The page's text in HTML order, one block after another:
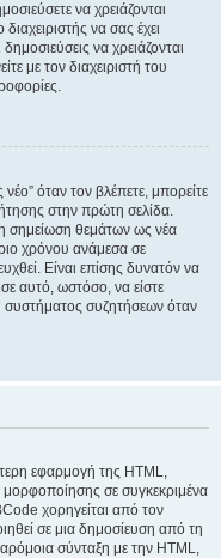
να χρειάζονται
να σας έχει
να χρειάζονται
με τον διαχειριστή του
όταν τον βλέπετε, μπορείτε
στην πρώτη σελίδα.
σημείωση θεμάτων ως νέα
χρόνου ανάμεσα σε
Είναι επίσης δυνατόν να
αυτό, ωστόσο, να είστε
συστήματος συζητήσεων όταν
εφαρμογή της HTML,
σε συγκεκριμένα
χορηγείται από τον
σε μια δημοσίευση από τη
σύνταξη με την HTML,